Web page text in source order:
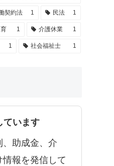
契約法 1 民法 1
1 介護休業 1
1 社会福祉士 1
ています
助成金、介
報を発信して